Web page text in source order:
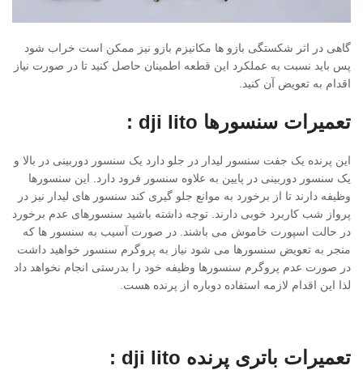
گاهی در اثر شکستگی بازو ها مکانیزم بازو نیز ممکن است خراب شود
پس باید نسبت به عملکرد این قطعه اطمینان حاصل کنید تا در صورت نیاز
اقدام به تعویض آن کنید.
تعمیرات سنسورها dji lito :
این پرنده یک جفت سنسور لیدار در جلو دارد یک سنسور دوربینی در بالا و
یک سنسور دوربینی در پایین به علاوه سنسور فرود دارد. این سنسورها
وظیفه دارند تا از برخورد به موانع جلو گیری کند سنسور های لیدار نیز در
پرواز شب کاربرد خوبی دارند. توجه داشته باشید سنسورهای عدم برخورد
در حالت اسپورت خاموش می باشند. در صورت آسیب به سنسور ها که
منجر به تعویض سنسورها می شود نیاز به پروگرم سنسور خواهید داشت
در صورت عدم پروگرم سنسورها وظیفه خود را بدرستی انجام نخواهد داد
لذا این اقدام لازمه استفاده دوباره از پرنده هست.
تعمیرات باتری پرنده dji lito :